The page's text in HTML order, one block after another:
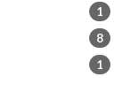
1
8
1